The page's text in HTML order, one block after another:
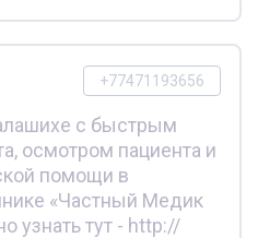
+77471193656
с быстрым
осмотром пациента и
помощи в
«Частный Медик
узнать тут - http://